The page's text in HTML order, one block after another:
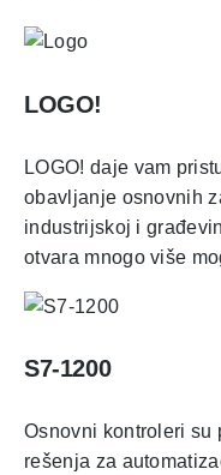
LOGO!
LOGO! daje vam
obavljanje osnovnih
industrijskoj i
otvara mnogo više
S7-1200
Osnovni kontroleri su
rešenja za